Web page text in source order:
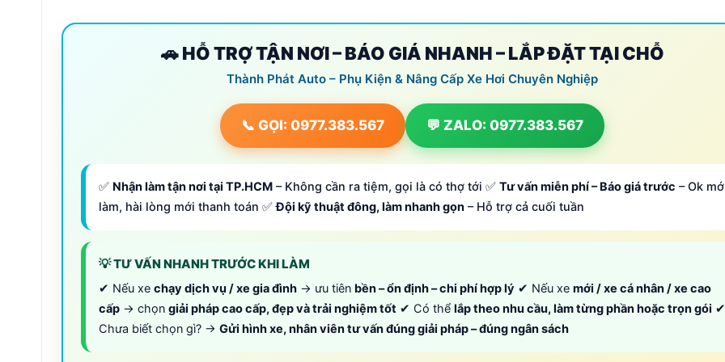
🚗 HỖ TRỢ TẬN NƠI – BÁO GIÁ NHANH – LẮP ĐẶT TẠI CHỖ
Thành Phát Auto – Phụ Kiện & Nâng Cấp Xe Hơi Chuyên Nghiệp
📞 GỌI: 0977.383.567 💬 ZALO: 0977.383.567
✅ Nhận làm tận nơi tại TP.HCM – Không cần ra tiệm, gọi là có thợ tới ✅ Tư vấn miễn phí – Báo giá trước – Ok
làm, hài lòng mới thanh toán ✅Đội kỹ thuật đông, làm nhanh gọn – Hỗ trợ cả cuối tuần
💡 TƯ VẤN NHANH TRƯỚC KHI LÀM
✔ Nếu xe chạy dịch vụ / xe gia đình → ưu tiên bền – ổn định – chi phí hợp lý ✔ Nếu xe mới / xe cá nhân / xe cao
cấp → chọn giải pháp cao cấp, đẹp và trải nghiệm tốt ✔ Có thể lắp theo nhu cầu, làm từng phần hoặc trọn gói ✔
Chưa biết chọn gì? → Gửi hình xe, nhân viên tư vấn đúng giải pháp – đúng ngân sách